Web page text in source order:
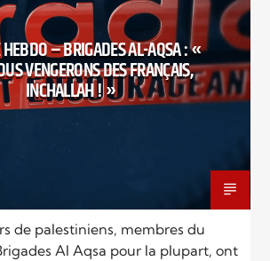
Elyon
HEBDO – BRIGADES AL-AQSA : «
VENGERONS DES FRANÇAIS,
INCHALLAH ! »
de palestiniens, membres du
Al Aqsa pour la plupart, ont